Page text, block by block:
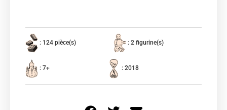
: 124 pièce(s) : 2 figurine(s)
: 7+ : 2018